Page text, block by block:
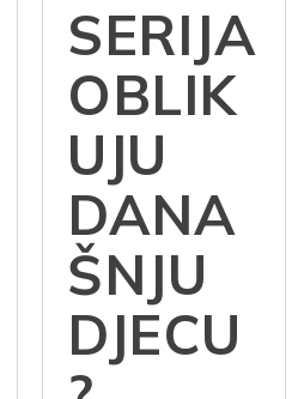
IZ
FILMO
VA I
SERIJA
OBLIK
UJU